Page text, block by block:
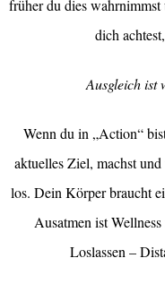
früher du dies
dich
Ausgleich ist
Wenn du in „Action“
aktuelles Ziel, machst
los. Dein Körper braucht
Ausatmen ist
Loslassen –